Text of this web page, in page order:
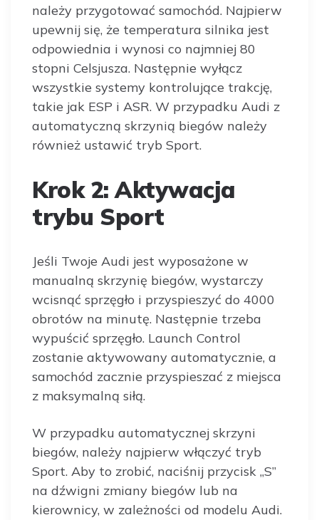
należy przygotować samochód. Najpierw
upewnij się, że temperatura silnika jest
odpowiednia i wynosi co najmniej 80
stopni Celsjusza. Następnie wyłącz
wszystkie systemy kontrolujące trakcję,
takie jak ESP i ASR. W przypadku Audi z
automatyczną skrzynią biegów należy
również ustawić tryb Sport.
Krok 2: Aktywacja
trybu Sport
Jeśli Twoje Audi jest wyposażone w
manualną skrzynię biegów, wystarczy
wcisnąć sprzęgło i przyspieszyć do 4000
obrotów na minutę. Następnie trzeba
wypuścić sprzęgło. Launch Control
zostanie aktywowany automatycznie, a
samochód zacznie przyspieszać z miejsca
z maksymalną siłą.
W przypadku automatycznej skrzyni
biegów, należy najpierw włączyć tryb
Sport. Aby to zrobić, naciśnij przycisk „S”
na dźwigni zmiany biegów lub na
kierownicy, w zależności od modelu Audi.